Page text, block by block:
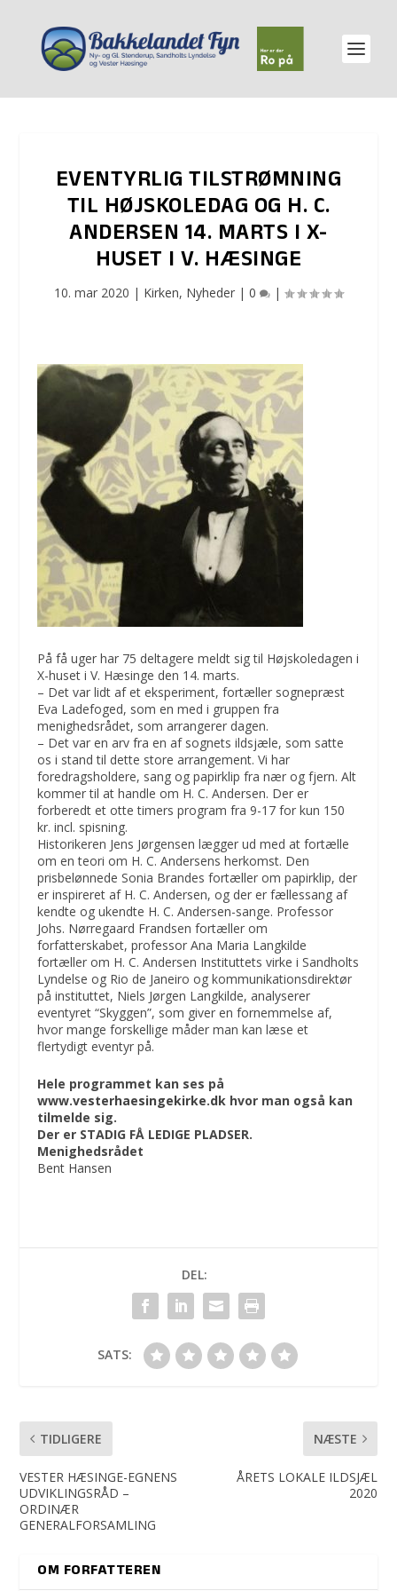
EVENTYRLIG TILSTRØMNING
TIL HØJSKOLEDAG OG H. C.
ANDERSEN 14. MARTS I X-
HUSET I V. HÆSINGE
10. mar 2020 | Kirken, Nyheder | 0 |
På få uger har 75 deltagere meldt sig til Højskoledagen i
X-huset i V. Hæsinge den 14. marts.
– Det var lidt af et eksperiment, fortæller sognepræst
Eva Ladefoged, som en med i gruppen fra
menighedsrådet, som arrangerer dagen.
– Det var en arv fra en af sognets ildsjæle, som satte
os i stand til dette store arrangement. Vi har
foredragsholdere, sang og papirklip fra nær og fjern. Alt
kommer til at handle om H. C. Andersen. Der er
forberedt et otte timers program fra 9-17 for kun 150
kr. incl. spisning.
Historikeren Jens Jørgensen lægger ud med at fortælle
om en teori om H. C. Andersens herkomst. Den
prisbelønnede Sonia Brandes fortæller om papirklip, der
er inspireret af H. C. Andersen, og der er fællessang af
kendte og ukendte H. C. Andersen-sange. Professor
Johs. Nørregaard Frandsen fortæller om
forfatterskabet, professor Ana Maria Langkilde
fortæller om H. C. Andersen Instituttets virke i Sandholts
Lyndelse og Rio de Janeiro og kommunikationsdirektør
på instituttet, Niels Jørgen Langkilde, analyserer
eventyret “Skyggen”, som giver en fornemmelse af,
hvor mange forskellige måder man kan læse et
flertydigt eventyr på.
Hele programmet kan ses på
www.vesterhaesingekirke.dk hvor man også kan
tilmelde sig.
Der er STADIG FÅ LEDIGE PLADSER.
Menighedsrådet
Bent Hansen
DEL:
SATS:
TIDLIGERE
VESTER HÆSINGE-EGNENS
UDVIKLINGSRÅD –
ORDINÆR
GENERALFORSAMLING
NÆSTE
ÅRETS LOKALE ILDSJÆL
2020
OM FORFATTEREN